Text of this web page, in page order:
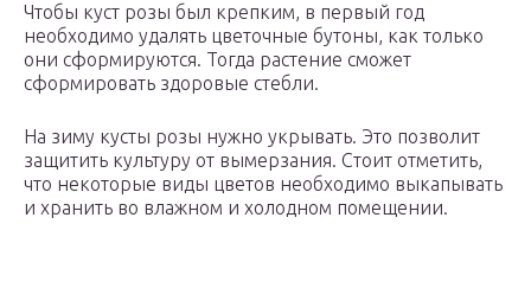
Чтобы куст розы был крепким, в первый год
необходимо удалять цветочные бутоны, как только
они сформируются. Тогда растение сможет
сформировать здоровые стебли.
На зиму кусты розы нужно укрывать. Это позволит
защитить культуру от вымерзания. Стоит отметить,
что некоторые виды цветов необходимо выкапывать
и хранить во влажном и холодном помещении.